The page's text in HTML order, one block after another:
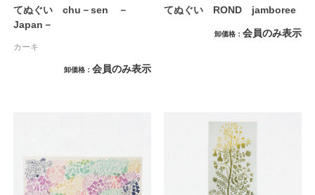
てぬぐい chu－sen －
Japan－
カーキ
卸価格 会員のみ表示
てぬぐい ROND jamboree
卸価格 会員のみ表示